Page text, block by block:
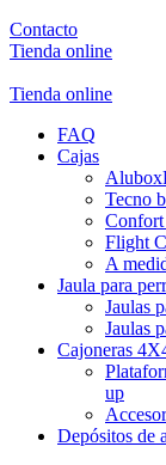
Contacto
Tienda online
Tienda online
FAQ
Cajas
Tecno
Flight
A
Jaula para
Jaulas
Jaulas
Cajoneras
up
Depósitos de